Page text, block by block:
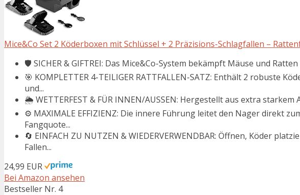
Mice&Co Set 2 Köderboxen mit Schlüssel + 2 Präzisions-Schlagfallen –
🛡️ SICHER & GIFTREI: Das Mice&Co-System bekämpft Mäuse und
🎯 KOMPLETTER 4-TEILIGER RATTFALLEN-SATZ: Enthält 2 robuste
und...
🌦️ WETTERFEST & FÜR INNEN/AUSSEN: Hergestellt aus extra
⚙️ MAXIMALE EFFIZIENZ: Die innere Führung leitet den Nager direkt
Fangquote...
🔄 EINFACH ZU NUTZEN & WIEDERVERWENDBAR: Öffnen, Köder
Fallen...
24,99 EUR
Bei Amazon ansehen
Bestseller Nr. 4